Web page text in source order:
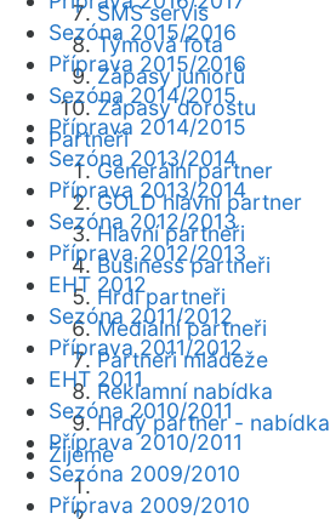
SMS servis
Týmová fota
Zápasy juniorů
Zápasy dorostu
Partneři
Generální partner
GOLD hlavní partner
Hlavní partneři
Business partneři
Hrdí partneři
Mediální partneři
Partneři mládeže
Reklamní nabídka
Hrdý partner - nabídka
Žijeme
Sezóna 2015/2016
Příprava 2015/2016
Sezóna 2014/2015
Příprava 2014/2015
Sezóna 2013/2014
Příprava 2013/2014
Sezóna 2012/2013
Příprava 2012/2013
EHT 2012
Sezóna 2011/2012
Příprava 2011/2012
EHT 2011
Sezóna 2010/2011
Příprava 2010/2011
Sezóna 2009/2010
Příprava 2009/2010